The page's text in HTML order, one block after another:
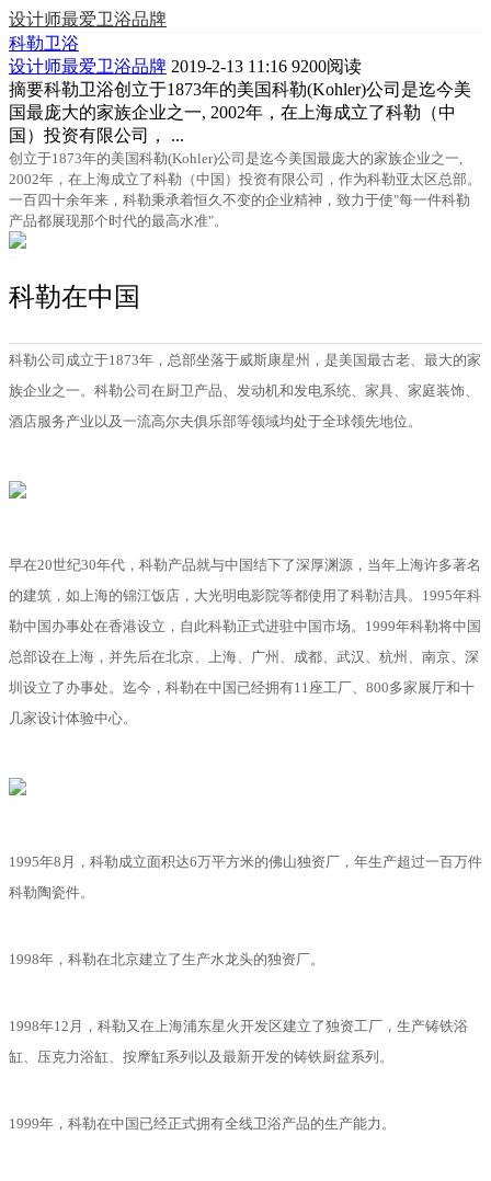
设计师最爱卫浴品牌
科勒卫浴
设计师最爱卫浴品牌 2019-2-13 11:16 9200阅读
摘要科勒卫浴创立于1873年的美国科勒(Kohler)公司是迄今美
国最庞大的家族企业之一, 2002年，在上海成立了科勒（中
国）投资有限公司， ...
创立于1873年的美国科勒(Kohler)公司是迄今美国最庞大的家族企业之一,
2002年，在上海成立了科勒（中国）投资有限公司，作为科勒亚太区总部。
一百四十余年来，科勒秉承着恒久不变的企业精神，致力于使"每一件科勒
产品都展现那个时代的最高水准"。
科勒在中国
科勒公司成立于1873年，总部坐落于威斯康星州，是美国最古老、最大的家
族企业之一。科勒公司在厨卫产品、发动机和发电系统、家具、家庭装饰、
酒店服务产业以及一流高尔夫俱乐部等领域均处于全球领先地位。
早在20世纪30年代，科勒产品就与中国结下了深厚渊源，当年上海许多著名
的建筑，如上海的锦江饭店，大光明电影院等都使用了科勒洁具。1995年科
勒中国办事处在香港设立，自此科勒正式进驻中国市场。1999年科勒将中国
总部设在上海，并先后在北京、上海、广州、成都、武汉、杭州、南京、深
圳设立了办事处。迄今，科勒在中国已经拥有11座工厂、800多家展厅和十
几家设计体验中心。
1995年8月，科勒成立面积达6万平方米的佛山独资厂，年生产超过一百万件
科勒陶瓷件。
1998年，科勒在北京建立了生产水龙头的独资厂。
1998年12月，科勒又在上海浦东星火开发区建立了独资工厂，生产铸铁浴
缸、压克力浴缸、按摩缸系列以及最新开发的铸铁厨盆系列。
1999年，科勒在中国已经正式拥有全线卫浴产品的生产能力。